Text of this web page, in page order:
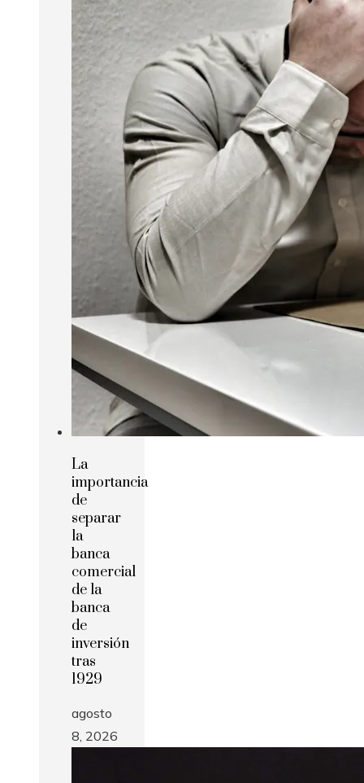
La
importancia
de
separar
la
banca
comercial
de la
banca
de
inversión
tras
1929
agosto
8, 2026